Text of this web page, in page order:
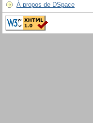
À propos de DSpace